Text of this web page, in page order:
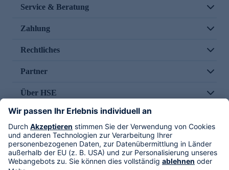
Service & Beratung
Zahlung
Rechtliches
Partner
Über HSE
Im TV
HSE International